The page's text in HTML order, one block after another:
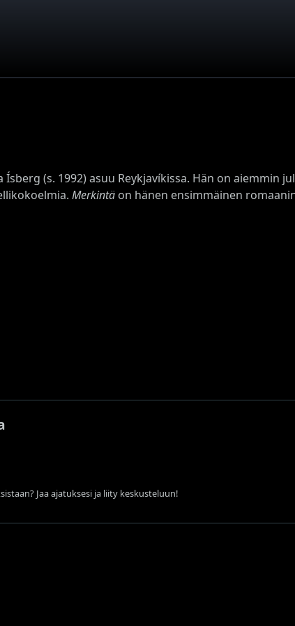
Ísberg (s. 1992) asuu Reykjavíkissa. Hän on aiemmin
Merkintä on hänen ensimmäinen
Jaa ajatuksesi ja liity keskusteluun!